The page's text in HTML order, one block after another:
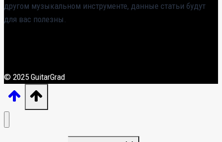
другом музыкальном инструменте, данные статьи будут
для вас полезны.
© 2025 GuitarGrad